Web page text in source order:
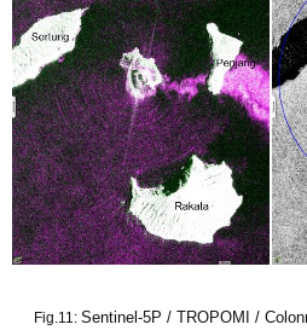
Fig.11: Sentinel-5P / TROPOMI /